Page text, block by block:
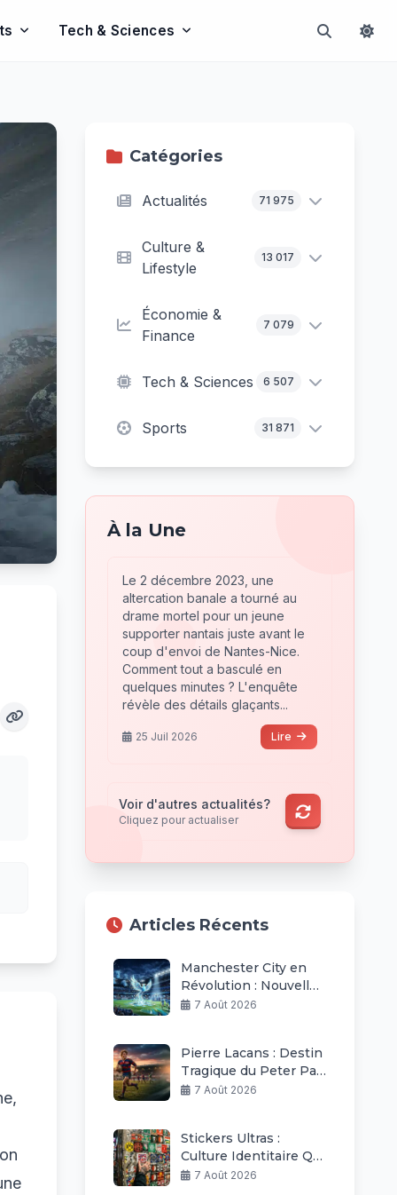
Tech & Sciences
Catégories
Actualités 71 975
Culture &
Lifestyle
13 017
Économie &
Finance
7 079
Tech & Sciences 6 507
Sports 31 871
À la Une
Le 2 décembre 2023, une
altercation banale a tourné au
drame mortel pour un jeune
supporter nantais juste avant le
coup d'envoi de Nantes-Nice.
Comment tout a basculé en
quelques minutes ? L'enquête
révèle des détails glaçants...
25 Juil 2026 Lire
Voir d'autres actualités?
Cliquez pour actualiser
Articles Récents
Manchester City en
Révolution : Nouvelle
Ère Après Guardiola
7 Août 2026
Pierre Lacans : Destin
Tragique du Peter Pan
du Rugby Béziers
7 Août 2026
Stickers Ultras :
Culture Identitaire Qui
Explose Dans Le Foot
7 Août 2026